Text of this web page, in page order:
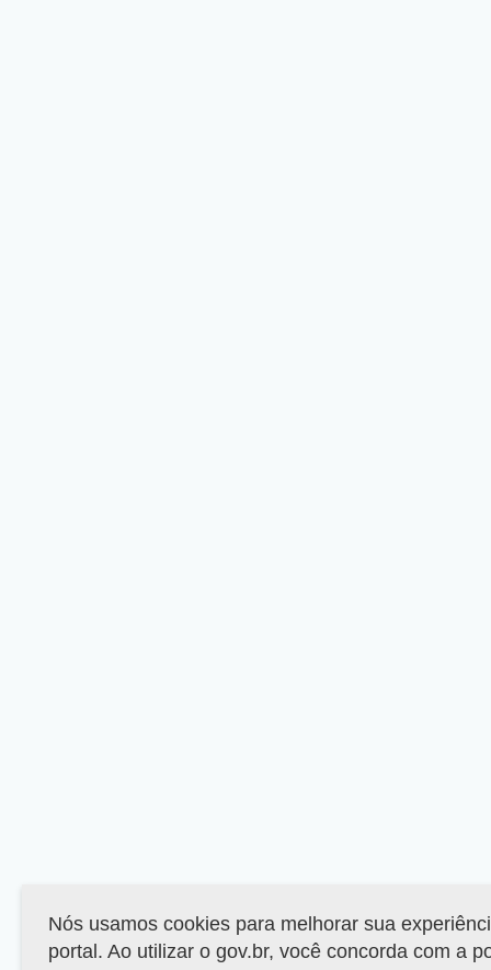
Nós usamos cookies para melhorar sua
portal. Ao utilizar o gov.br, você concorda com a